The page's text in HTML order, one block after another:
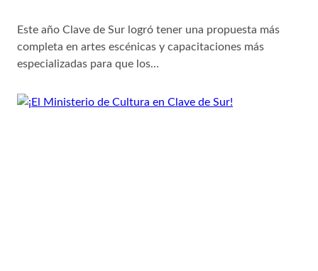
Este año Clave de Sur logró tener una propuesta más
completa en artes escénicas y capacitaciones más
especializadas para que los…